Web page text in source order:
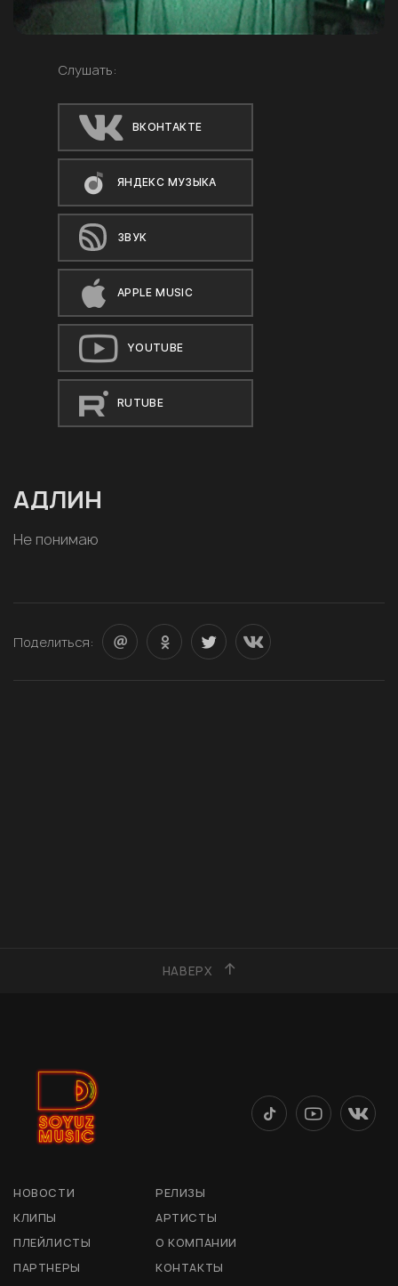
Слушать:
ВКОНТАКТЕ
ЯНДЕКС МУЗЫКА
ЗВУК
APPLE MUSIC
YOUTUBE
RUTUBE
АДЛИН
Не понимаю
Поделиться:
НАВЕРХ
НОВОСТИ
РЕЛИЗЫ
КЛИПЫ
АРТИСТЫ
ПЛЕЙЛИСТЫ
О КОМПАНИИ
ПАРТНЕРЫ
КОНТАКТЫ